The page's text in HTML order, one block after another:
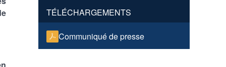
TÉLÉCHARGEMENTS
Communiqué de presse